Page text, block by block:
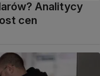
Analitycy
cen